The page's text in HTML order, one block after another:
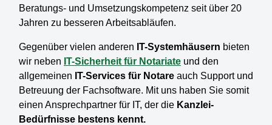
Beratungs- und Umsetzungskompetenz seit über 20
Jahren zu besseren Arbeitsabläufen.
Gegenüber vielen anderen IT-Systemhäusern bieten
wir neben IT-Sicherheit für Notariate und den
allgemeinen IT-Services für Notare auch Support und
Betreuung der Fachsoftware. Mit uns haben Sie somit
einen Ansprechpartner für IT, der die Kanzlei-
Bedürfnisse bestens kennt.